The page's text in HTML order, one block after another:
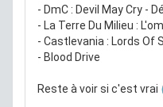
- DmC : Devil May Cry -
- La Terre Du Milieu :
- Castlevania : Lords Of
- Blood Drive
Reste à voir si c'est vrai